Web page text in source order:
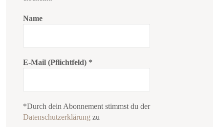
Name
E-Mail (Pflichtfeld) *
*Durch dein Abonnement stimmst du der
Datenschutzerklärung zu